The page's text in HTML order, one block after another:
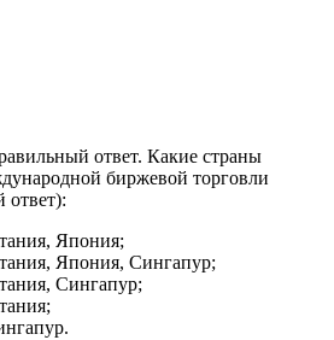
ответ. Какие страны
биржевой торговли
ответ):
Япония;
Япония, Сингапур;
Сингапур;